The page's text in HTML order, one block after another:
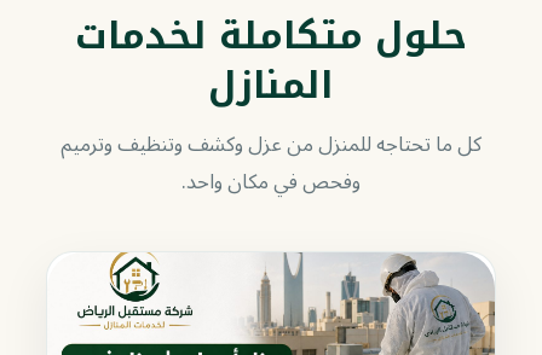
حلول متكاملة لخدمات
المنازل
كل ما تحتاجه للمنزل من عزل وكشف وتنظيف وترميم
وفحص في مكان واحد.